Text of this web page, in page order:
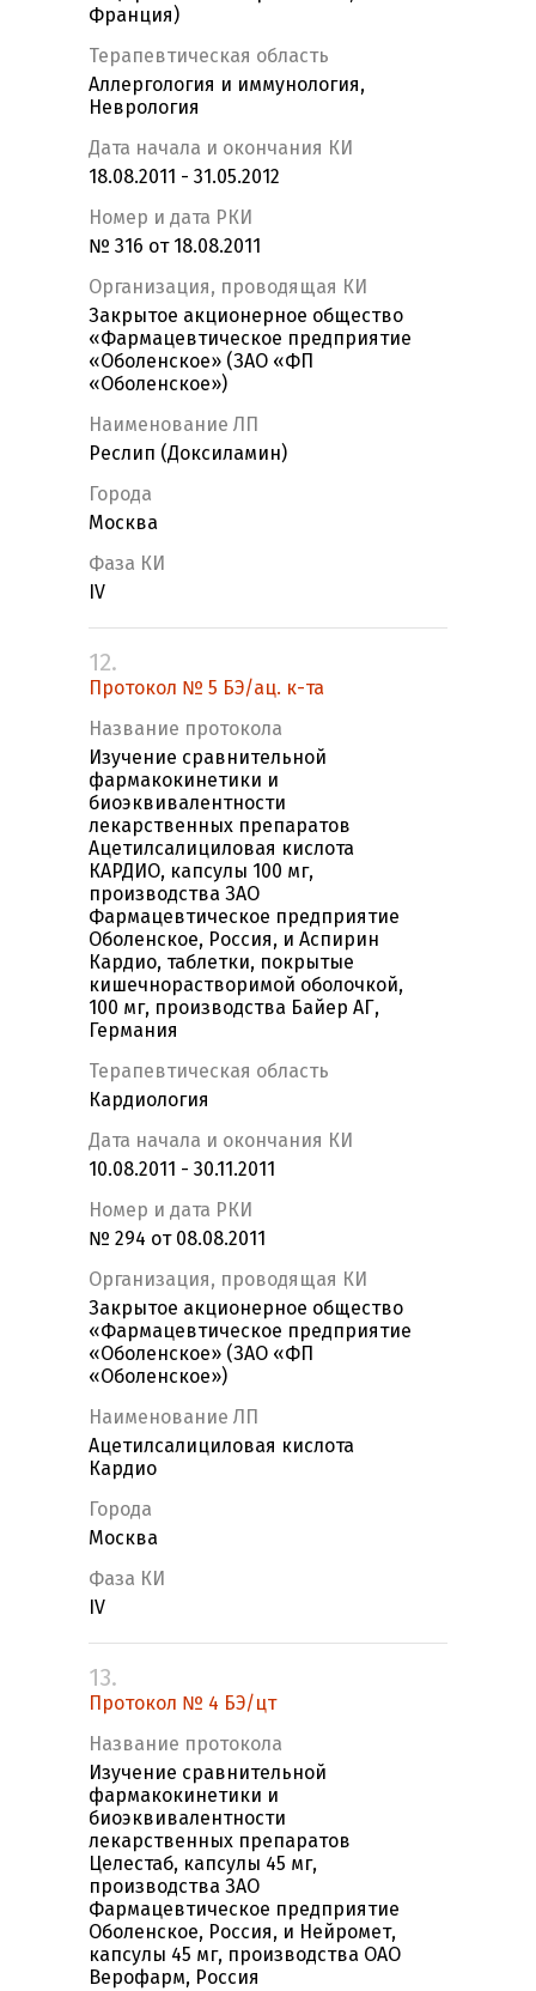
Франция)
Терапевтическая область
Аллергология и иммунология,
Неврология
Дата начала и окончания КИ
18.08.2011 - 31.05.2012
Номер и дата РКИ
№ 316 от 18.08.2011
Организация, проводящая КИ
Закрытое акционерное общество
«Фармацевтическое предприятие
«Оболенское» (ЗАО «ФП
«Оболенское»)
Наименование ЛП
Реслип (Доксиламин)
Города
Москва
Фаза КИ
IV
12.
Протокол № 5 БЭ/ац. к-та
Название протокола
Изучение сравнительной
фармакокинетики и
биоэквивалентности
лекарственных препаратов
Ацетилсалициловая кислота
КАРДИО, капсулы 100 мг,
производства ЗАО
Фармацевтическое предприятие
Оболенское, Россия, и Аспирин
Кардио, таблетки, покрытые
кишечнорастворимой оболочкой,
100 мг, производства Байер АГ,
Германия
Терапевтическая область
Кардиология
Дата начала и окончания КИ
10.08.2011 - 30.11.2011
Номер и дата РКИ
№ 294 от 08.08.2011
Организация, проводящая КИ
Закрытое акционерное общество
«Фармацевтическое предприятие
«Оболенское» (ЗАО «ФП
«Оболенское»)
Наименование ЛП
Ацетилсалициловая кислота
Кардио
Города
Москва
Фаза КИ
IV
13.
Протокол № 4 БЭ/цт
Название протокола
Изучение сравнительной
фармакокинетики и
биоэквивалентности
лекарственных препаратов
Целестаб, капсулы 45 мг,
производства ЗАО
Фармацевтическое предприятие
Оболенское, Россия, и Нейромет,
капсулы 45 мг, производства ОАО
Верофарм, Россия